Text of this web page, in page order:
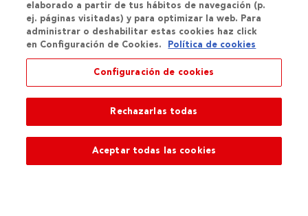
Aceptar
Continuar
Tu cuenta te da acceso a todas nuestras tiendas y servicios
elaborado a partir de tus hábitos de navegación (p.
ej. páginas visitadas) y para optimizar la web. Para
administrar o deshabilitar estas cookies haz click
en Configuración de Cookies.
Política de cookies
Configuración de cookies
Rechazarlas todas
Aceptar todas las cookies